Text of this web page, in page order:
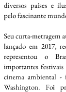
diversos países e
pelo fascinante
Seu curta-metragem
lançado em 2017,
representou o
importantes
cinema ambiental -
Washington. Foi